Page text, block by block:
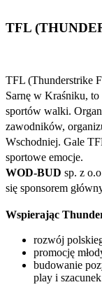
TFL
TFL (Thunderstrike
Sarnę w Kraśniku, to
sportów walki.
zawodników,
Wschodniej. Gale
sportowe emocje.
WOD-BUD sp. z
się sponsorem
Wspierając
rozwój
promocję
budowanie
play i